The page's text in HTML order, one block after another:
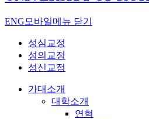
ENG 모바일메뉴 닫기
성심교정
성의교정
성신교정
가대소개
대학소개
연혁